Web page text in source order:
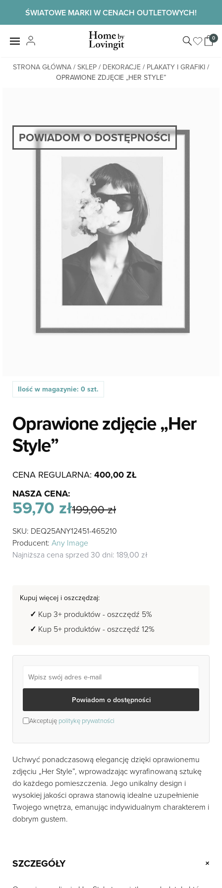
ŚWIATOWE MARKI W CENACH OUTLETOWYCH!
Home by
LovingIt
View
cart
0
STRONA GŁÓWNA / SKLEP / DEKORACJE / PLAKATY I GRAFIKI /
OPRAWIONE ZDJĘCIE „HER STYLE”
Ilość w magazynie: 0 szt.
Oprawione zdjęcie „Her
Style”
CENA REGULARNA: 400,00ZŁ
NASZA CENA:
199,00zł
cena
wynosiła:
199,00 zł.
59,70 zł
cena
wynosi:
59,70 zł.
POWIADOM O DOSTĘPNOŚCI
SKU: DEQ25ANY12451-465210
Producent: Any Image
Najniższa cena sprzed 30 dni: 189,00 zł
Kupuj więcej i oszczędzaj:
Kup 3+ produktów - oszczędź 5%
Kup 5+ produktów - oszczędź 12%
Powiadom o dostępności
Akceptuję politykę prywatności
Uchwyć ponadczasową elegancję dzięki oprawionemu
zdjęciu „Her Style”, wprowadzając wyrafinowaną sztukę
do każdego pomieszczenia. Jego unikalny design i
wysokiej jakości oprawa stanowią idealne uzupełnienie
Twojego wnętrza, emanując indywidualnym charakterem i
dobrym gustem.
SZCZEGÓŁY +